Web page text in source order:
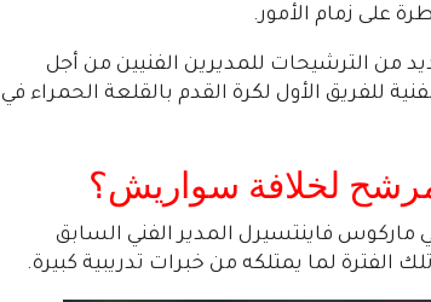
على زمام الأمور.
من الترشيحات للمديرين الفنيين من أجل
للفريق الأول لكرة القدم بالقلعة الحمراء في
لخلافة سواريش؟
ماركوس فاينتسيرل المدير الفني السابق
الفترة لما يمتلكه من خبرات تدريبية كبيرة.